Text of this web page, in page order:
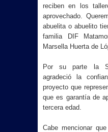
reciben en los
aprovechado.
abuelita o abuelito
familia DIF
Marsella Huerta de
Por su parte la
agradeció la
proyecto que
que es garantía de
tercera edad.
Cabe mencionar